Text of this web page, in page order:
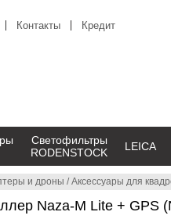
и дроны /Аксессуары для
Naza-M Lite + GPS
Контакты Кредит
Светофильтры
RODENSTOCK
LEICA